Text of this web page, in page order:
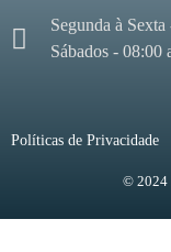
Segunda à
Sábados - 08:00
Políticas de Privacidade
© 2024